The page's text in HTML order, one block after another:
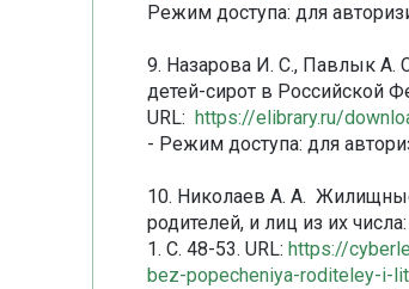
Режим доступа: для
9. Назарова И. С., Павлык А.
детей-сирот в Российской
URL: https://elibrary.ru/
- Режим доступа: для
10. Николаев А. А.
родителей, и лиц из их
1. С. 48-53. URL: https://
bez-popecheniya-roditeley-i-